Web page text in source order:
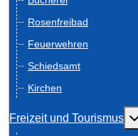
Rosenfreibad
Feuerwehren
Schiedsamt
Kirchen
Freizeit und Tourismus